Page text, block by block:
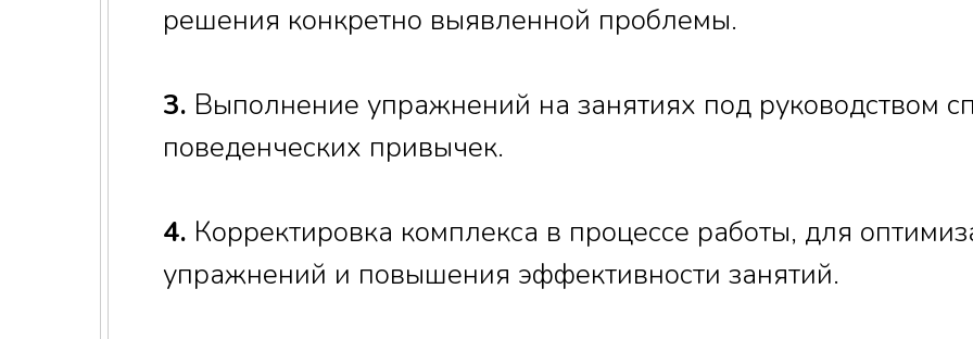
решения конкретно выявленной проблемы.
3. Выполнение упражнений на занятиях под руководством
поведенческих привычек.
4. Корректировка комплекса в процессе работы, для
упражнений и повышения эффективности занятий.